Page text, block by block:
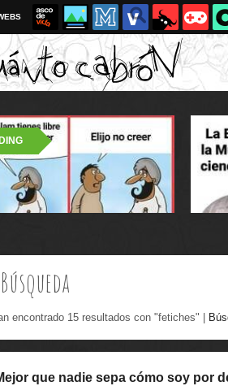
Búsqueda
encontrado 15 resultados con "fetiches" |
que nadie sepa cómo soy por